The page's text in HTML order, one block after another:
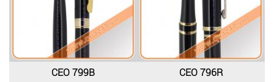
CEO 799B CEO 796R